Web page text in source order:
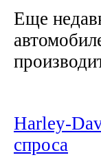
Еще
Harley-
спроса